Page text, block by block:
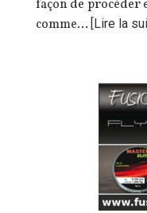
façon de procéder
comme… [Lire la